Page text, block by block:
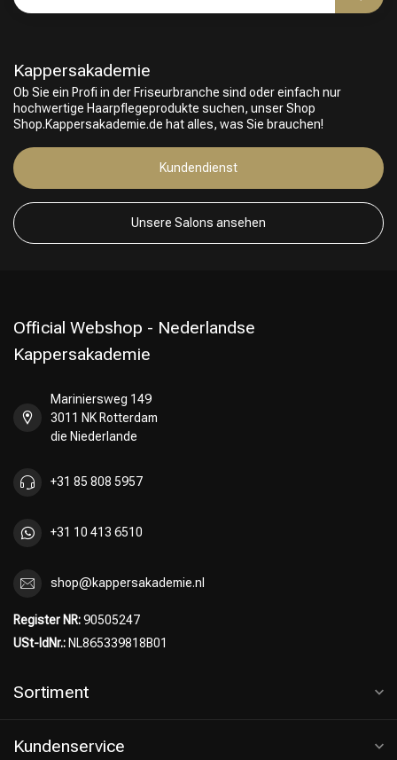
Kappersakademie
Ob Sie ein Profi in der Friseurbranche sind oder einfach nur
hochwertige Haarpflegeprodukte suchen, unser Shop
Shop.Kappersakademie.de hat alles, was Sie brauchen!
Kundendienst
Unsere Salons ansehen
Official Webshop - Nederlandse
Kappersakademie
Mariniersweg 149
3011 NK Rotterdam
die Niederlande
+31 85 808 5957
+31 10 413 6510
shop@kappersakademie.nl
Register NR:90505247
USt-IdNr.: NL865339818B01
Sortiment
Kundenservice